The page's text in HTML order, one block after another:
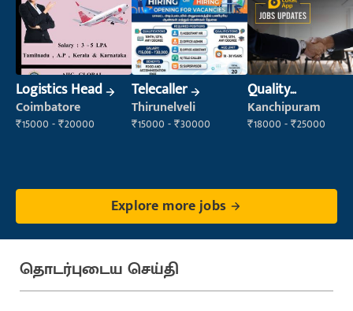
Logistics Head
Coimbatore
₹15000 - ₹20000
Telecaller
Thirunelveli
₹15000 - ₹30000
Quality
Inspector
Kanchipuram
₹18000 - ₹25000
Explore more jobs
தொடர்புடைய செய்தி